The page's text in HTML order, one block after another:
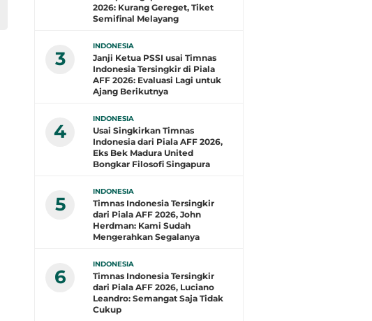
2026: Kurang Gereget, Tiket
Semifinal Melayang
3
INDONESIA
Janji Ketua PSSI usai Timnas
Indonesia Tersingkir di Piala
AFF 2026: Evaluasi Lagi untuk
Ajang Berikutnya
4
INDONESIA
Usai Singkirkan Timnas
Indonesia dari Piala AFF 2026,
Eks Bek Madura United
Bongkar Filosofi Singapura
5
INDONESIA
Timnas Indonesia Tersingkir
dari Piala AFF 2026, John
Herdman: Kami Sudah
Mengerahkan Segalanya
6
INDONESIA
Timnas Indonesia Tersingkir
dari Piala AFF 2026, Luciano
Leandro: Semangat Saja Tidak
Cukup